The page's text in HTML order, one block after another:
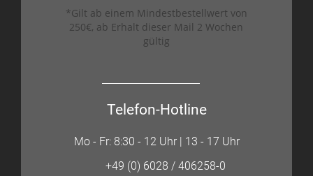
*Gilt ab einem Mindestbestellwert von
250€, ab Erhalt dieser Mail 2 Wochen
gültig
Telefon-Hotline
Mo - Fr: 8:30 - 12 Uhr | 13 - 17 Uhr
+49 (0) 6028 / 406258-0